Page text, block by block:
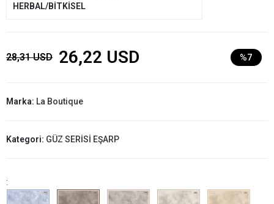
HERBAL/BİTKİSEL
28,31 USD 26,22 USD %7
Marka: La Boutique
Kategori: GÜZ SERİSİ EŞARP
: